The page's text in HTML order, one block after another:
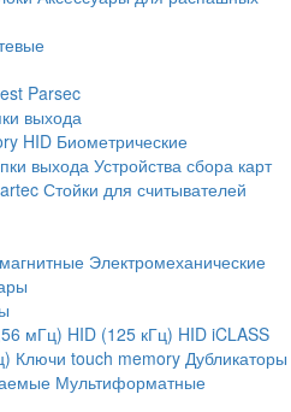
Parsec
выхода
HID Биометрические
выхода Устройства сбора карт
Стойки для считывателей
Электромеханические
мГц) HID (125 кГц) HID iCLASS
Ключи touch memory Дубликаторы
Мультиформатные